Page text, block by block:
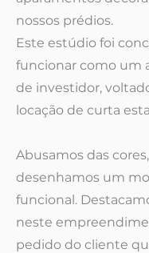
nossos prédios.
Este estúdio foi
funcionar como um
de investidor,
locação de curta
Abusamos das
desenhamos um
funcional.
neste
pedido do cliente